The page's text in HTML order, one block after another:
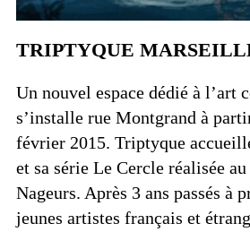
TRIPTYQUE
Un nouvel espace dédié à l’art
s’installe rue Montgrand à
février 2015. Triptyque
et sa série Le Cercle réalisée
Nageurs. Après 3 ans passés à
jeunes artistes français et